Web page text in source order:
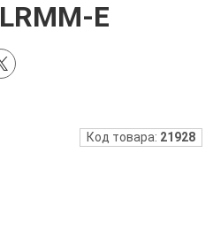
E
Код товара: 21928